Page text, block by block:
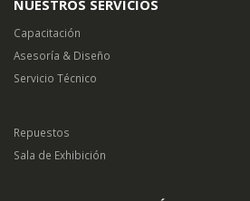
NUESTROS SERVICIOS
Capacitación
Asesoría & Diseño
Servicio Técnico
Repuestos
Sala de Exhibición